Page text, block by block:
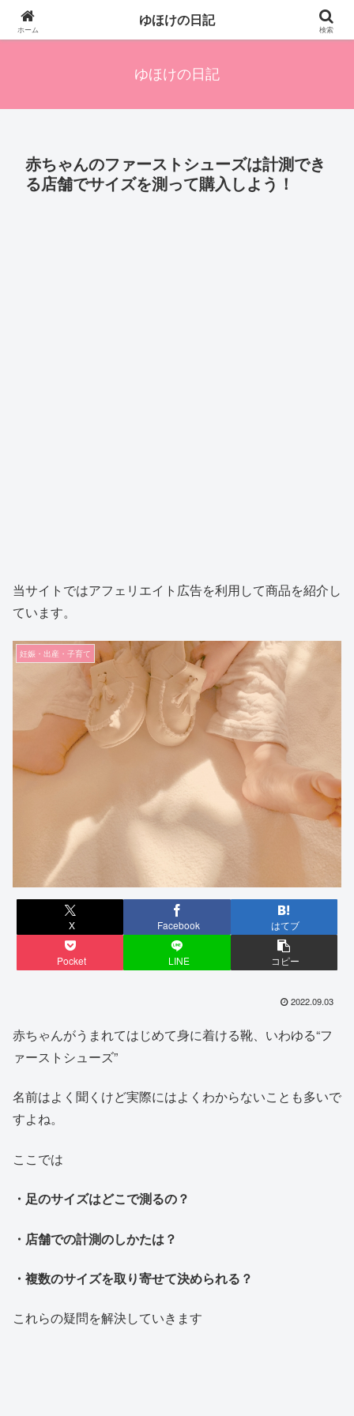
四人の子を持つ母のズボラ生活備忘録です。興味のあることアレやコレ、色々
発信します。
ゆほけの日記
赤ちゃんのファーストシューズは計測でき
る店舗でサイズを測って購入しよう！
当サイトではアフェリエイト広告を利用して商品を紹介し
ています。
妊娠・出産・子育て
X Facebook はてブ
Pocket LINE コピー
2022.09.03
赤ちゃんがうまれてはじめて身に着ける靴、いわゆる“フ
ァーストシューズ”
名前はよく聞くけど実際にはよくわからないことも多いで
すよね。
ここでは
・足のサイズはどこで測るの？
・店舗での計測のしかたは？
・複数のサイズを取り寄せて決められる？
これらの疑問を解決していきます
ホーム
ゆほけの日記
検索